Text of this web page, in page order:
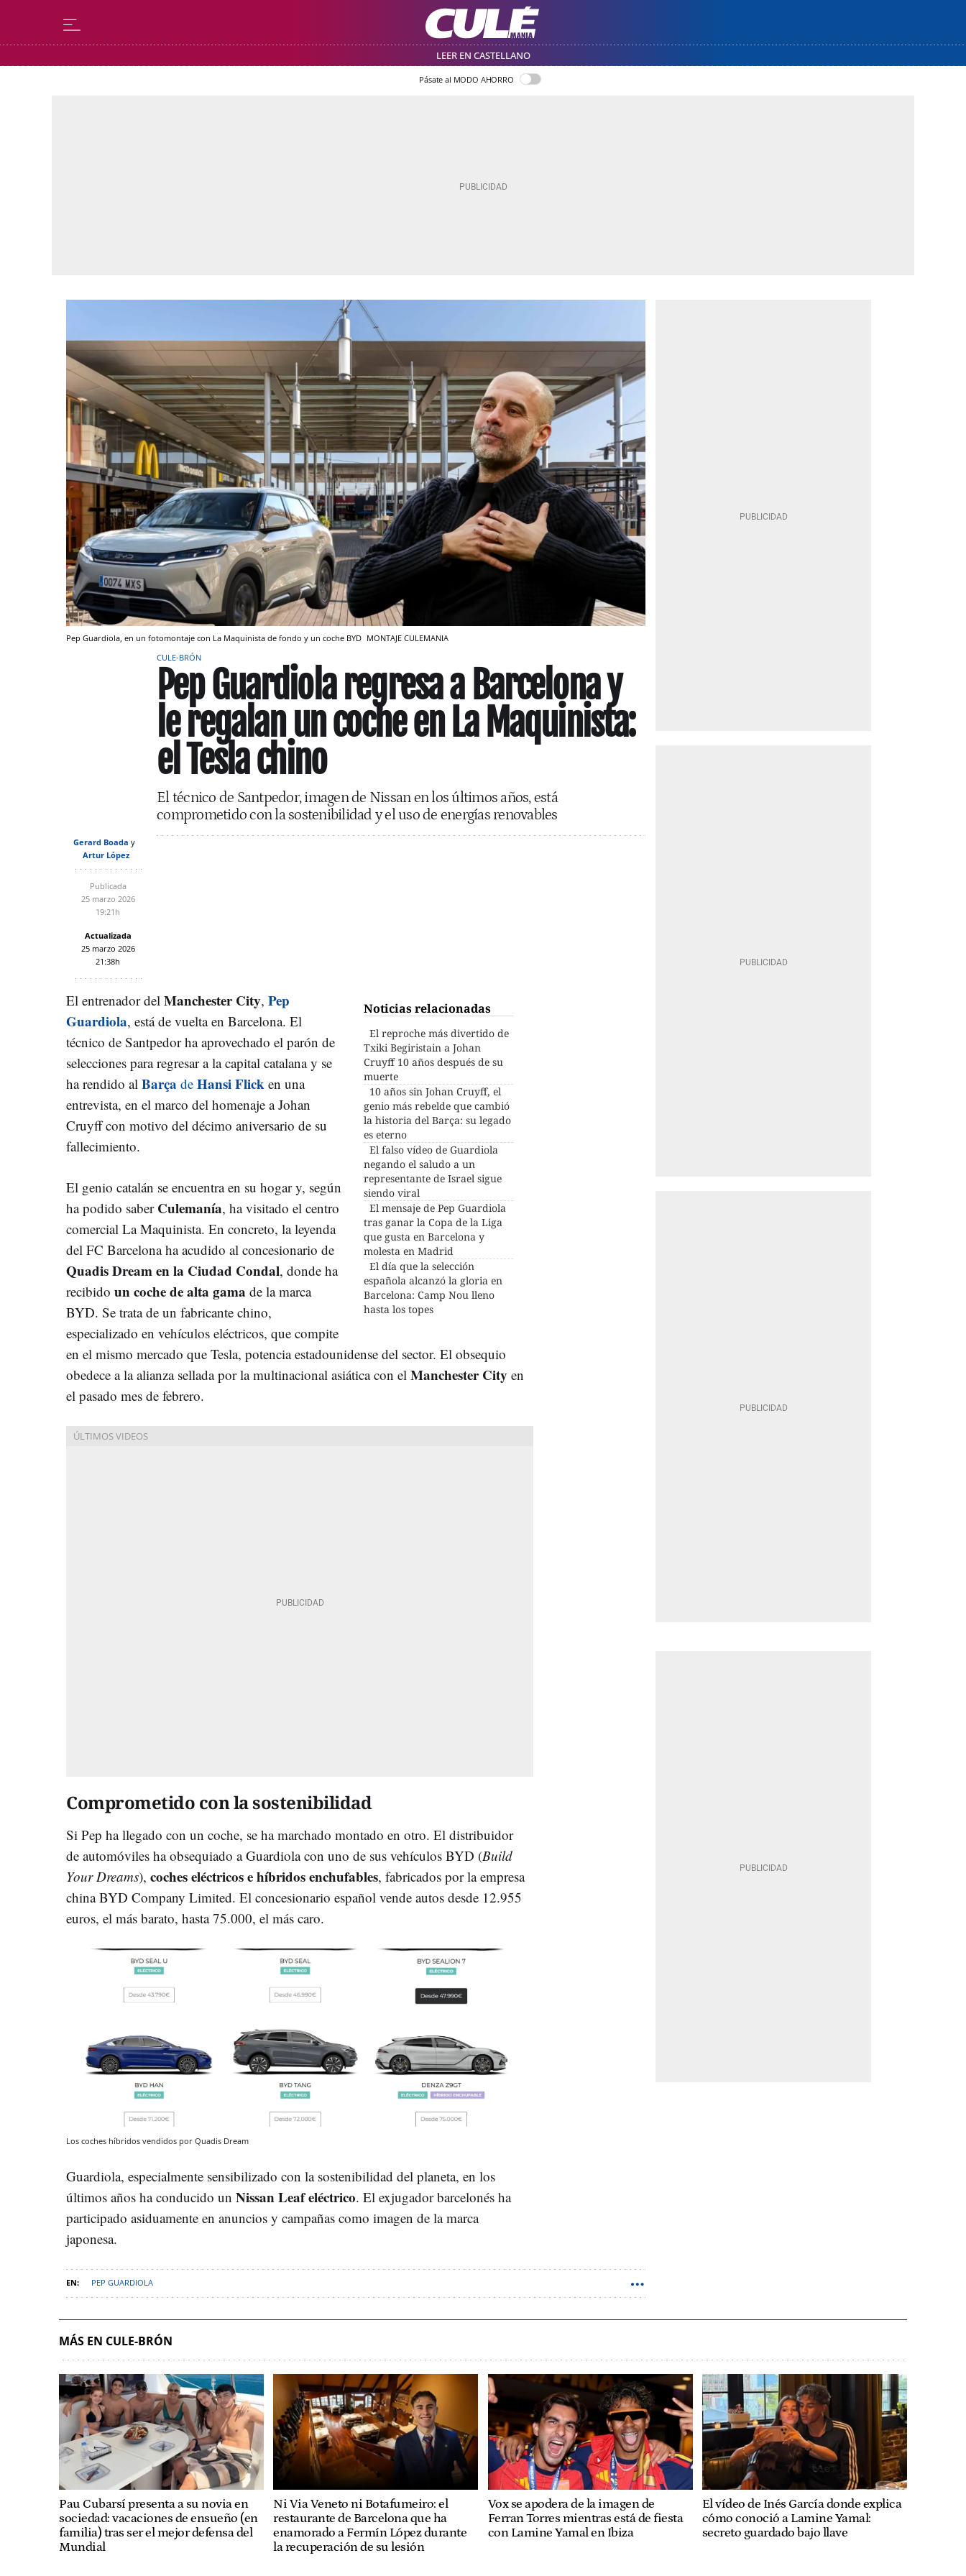
LEER EN CASTELLANO
Pásate al MODO AHORRO
Pep Guardiola, en un fotomontaje con La Maquinista de fondo y un coche BYD MONTAJE CULEMANIA
CULE-BRÓN
Pep Guardiola regresa a Barcelona y
le regalan un coche en La Maquinista:
el Tesla chino
El técnico de Santpedor, imagen de Nissan en los últimos años, está
comprometido con la sostenibilidad y el uso de energías renovables
Gerard Boada
Artur López
Publicada
25 marzo 2026
19:21h
Actualizada
25 marzo 2026
21:38h
Noticias relacionadas
El reproche más divertido de
Txiki Begiristain a Johan
Cruyff 10 años después de su
muerte
10 años sin Johan Cruyff, el
genio más rebelde que cambió
la historia del Barça: su legado
es eterno
El falso vídeo de Guardiola
negando el saludo a un
representante de Israel sigue
siendo viral
El mensaje de Pep Guardiola
tras ganar la Copa de la Liga
que gusta en Barcelona y
molesta en Madrid
El día que la selección
española alcanzó la gloria en
Barcelona: Camp Nou lleno
hasta los topes
El entrenador del Manchester City, Pep
Guardiola, está de vuelta en Barcelona. El
técnico de Santpedor ha aprovechado el parón de
selecciones para regresar a la capital catalana y se
ha rendido al Barça de Hansi Flick en una
entrevista, en el marco del homenaje a Johan
Cruyff con motivo del décimo aniversario de su
fallecimiento.
El genio catalán se encuentra en su hogar y, según
ha podido saber Culemanía, ha visitado el centro
comercial La Maquinista. En concreto, la leyenda
del FC Barcelona ha acudido al concesionario de
Quadis Dream en la Ciudad Condal, donde ha
recibido un coche de alta gama de la marca
BYD. Se trata de un fabricante chino,
especializado en vehículos eléctricos, que compite
en el mismo mercado que Tesla, potencia estadounidense del sector. El obsequio
obedece a la alianza sellada por la multinacional asiática con el Manchester City en
el pasado mes de febrero.
Comprometido con la sostenibilidad
Si Pep ha llegado con un coche, se ha marchado montado en otro. El distribuidor
de automóviles ha obsequiado a Guardiola con uno de sus vehículos BYD (Build
Your Dreams), coches eléctricos e híbridos enchufables, fabricados por la empresa
china BYD Company Limited. El concesionario español vende autos desde 12.955
euros, el más barato, hasta 75.000, el más caro.
Los coches híbridos vendidos por Quadis Dream
Guardiola, especialmente sensibilizado con la sostenibilidad del planeta, en los
últimos años ha conducido un Nissan Leaf eléctrico. El exjugador barcelonés ha
participado asiduamente en anuncios y campañas como imagen de la marca
japonesa.
PEP GUARDIOLA
MÁS EN CULE-BRÓN
Pau Cubarsí presenta a su novia en
sociedad: vacaciones de ensueño (en
familia) tras ser el mejor defensa del
Mundial
Ni Via Veneto ni Botafumeiro: el
restaurante de Barcelona que ha
enamorado a Fermín López durante
la recuperación de su lesión
Vox se apodera de la imagen de
Ferran Torres mientras está de fiesta
con Lamine Yamal en Ibiza
El vídeo de Inés García donde explica
cómo conoció a Lamine Yamal:
secreto guardado bajo llave